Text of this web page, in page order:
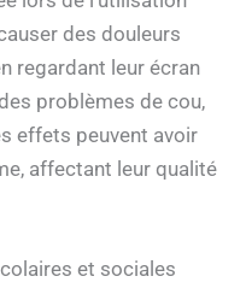
des douleurs
regardant leur écran
problèmes de cou,
effets peuvent avoir
affectant leur qualité
et sociales